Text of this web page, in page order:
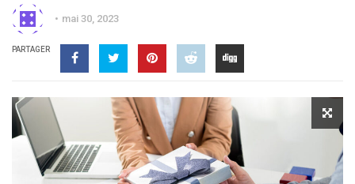
mai 30, 2023
PARTAGER